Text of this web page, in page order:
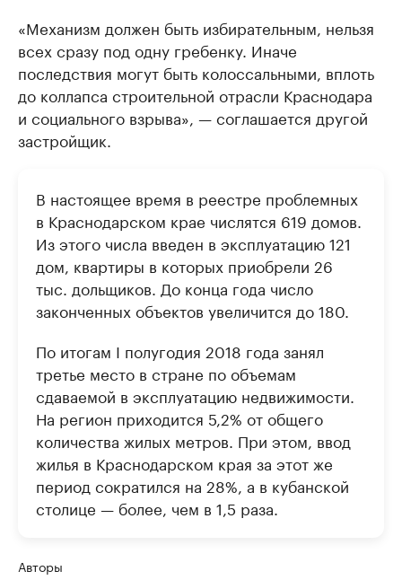
«Механизм должен быть избирательным, нельзя
всех сразу под одну гребенку. Иначе
последствия могут быть колоссальными, вплоть
до коллапса строительной отрасли Краснодара
и социального взрыва», — соглашается другой
застройщик.
В настоящее время в реестре проблемных
в Краснодарском крае числятся 619 домов.
Из этого числа введен в эксплуатацию 121
дом, квартиры в которых приобрели 26
тыс. дольщиков. До конца года число
законченных объектов увеличится до 180.
По итогам I полугодия 2018 года занял
третье место в стране по объемам
сдаваемой в эксплуатацию недвижимости.
На регион приходится 5,2% от общего
количества жилых метров. При этом, ввод
жилья в Краснодарском края за этот же
период сократился на 28%, а в кубанской
столице — более, чем в 1,5 раза.
Авторы